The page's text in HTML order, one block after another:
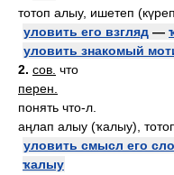
тотоп алыу, ишетеп
уловить его взгляд —
уловить знакомый
2. сов. что
перен.
понять что-л.
аңлап алыу (ҡалыу),
уловить смысл его
ҡалыу